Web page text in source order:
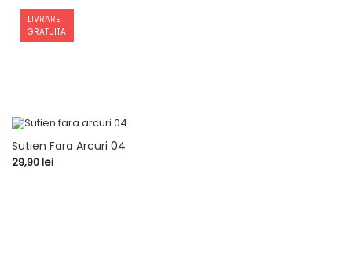
LIVRARE
GRATUITA
Sutien Fara Arcuri 04
Pret
29,90 lei